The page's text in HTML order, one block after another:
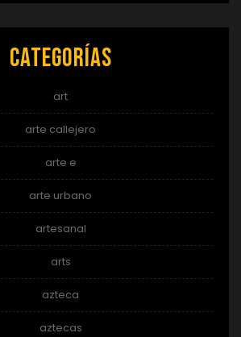
Categorías
art
arte callejero
arte e
arte urbano
artesanal
arts
azteca
aztecas